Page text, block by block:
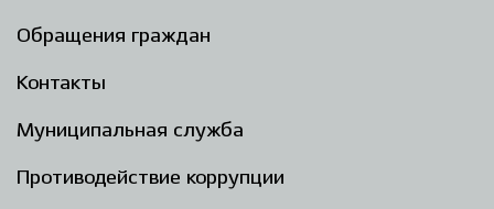
Обращения граждан
Контакты
Муниципальная служба
Противодействие коррупции